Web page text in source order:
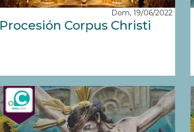
Dom, 19/06/2022
Procesión Corpus Christi